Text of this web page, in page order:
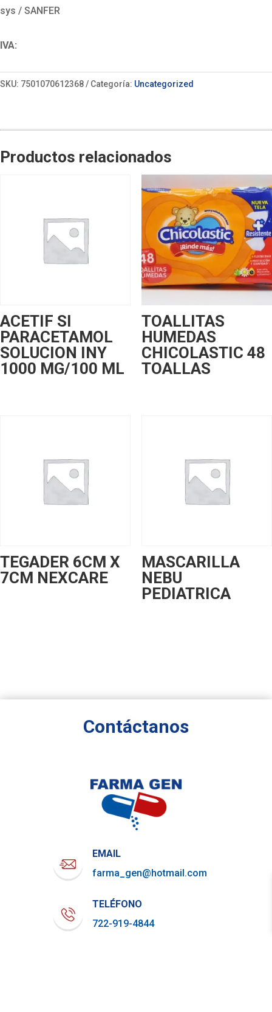
sys / SANFER
IVA:
SKU: 7501070612368 Categoría: Uncategorized
Productos relacionados
ACETIF SI
PARACETAMOL
SOLUCION INY
1000 MG/100 ML
TOALLITAS
HUMEDAS
CHICOLASTIC 48
TOALLAS
TEGADER 6CM X
7CM NEXCARE
MASCARILLA
NEBU
PEDIATRICA
Contáctanos
EMAIL
farma_gen@hotmail.com
TELÉFONO
722-919-4844